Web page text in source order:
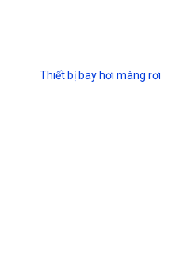
Thiết bị bay hơi màng rơi